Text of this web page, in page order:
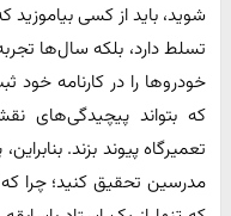
شوید، باید از کسی بیاموزید
تسلط دارد، بلکه سال‌ها
خودروها را در کارنامه
که بتواند پیچیدگی‌های
تعمیرگاه پیوند بزند.
مدرسین تحقیق کنید؛ چرا